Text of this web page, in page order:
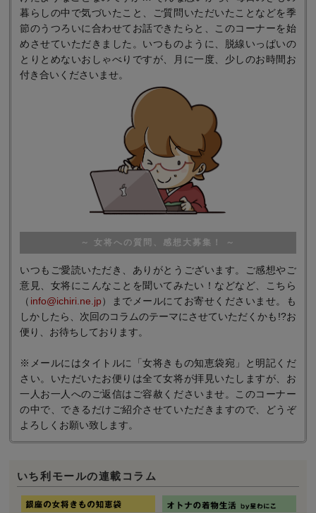
暮らしの中で気づいたこと、ご質問いただいたことなどを季
節のうつろいに合わせてお話できたらと、このコーナーを始
めさせていただきました。いつものように、脱線いっぱいの
とりとめないおしゃべりですが、月に一度、少しのお時間お
付き合いくださいませ。
～ 女将への質問、感想大募集！ ～
いつもご愛読いただき、ありがとうございます。ご感想やご
意見、女将にこんなことを聞いてみたい！などなど、こちら
（ info@ichiri.ne.jp）までメールにてお寄せくださいませ。も
しかしたら、次回のコラムのテーマにさせていただくかも!?お
便り、お待ちしております。
※メールにはタイトルに「女将きもの知恵袋宛」と明記くだ
さい。いただいたお便りは全て女将が拝見いたしますが、お
一人お一人へのご返信はご容赦くださいませ。このコーナー
の中で、できるだけご紹介させていただきますので、どうぞ
よろしくお願い致します。
いち利モールの連載コラム